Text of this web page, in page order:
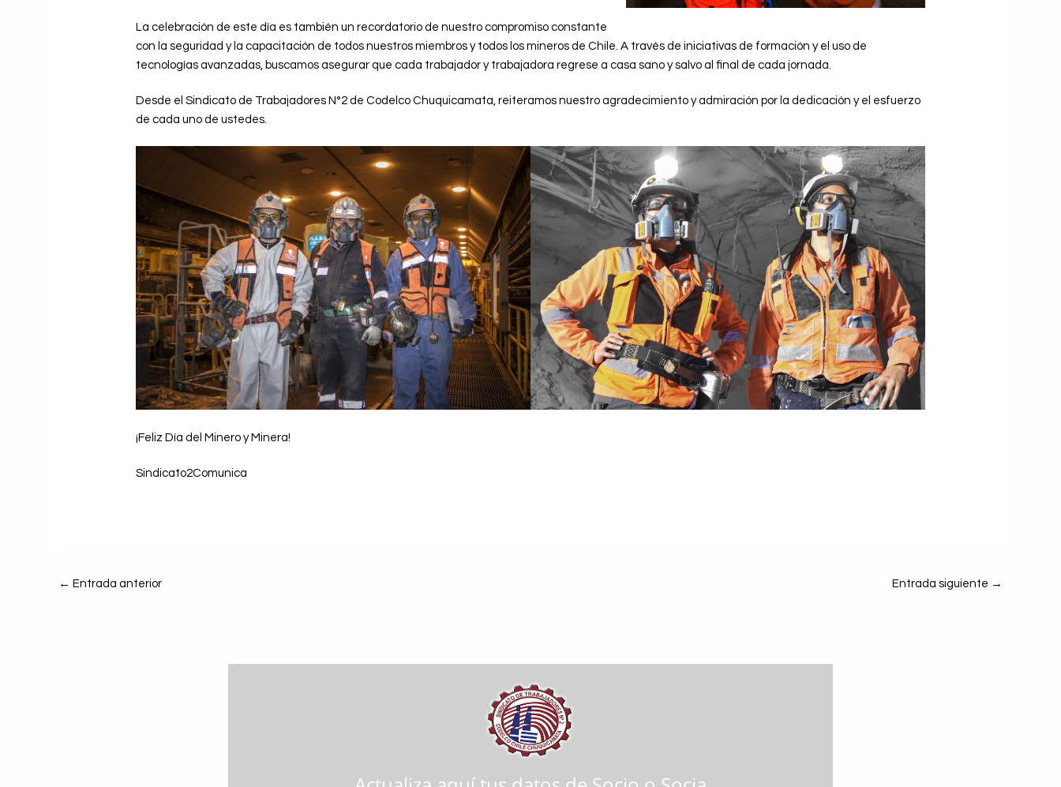
La celebración de este día es también un recordatorio de nuestro compromiso constante
con la seguridad y la capacitación de todos nuestros miembros y todos los mineros de Chile. A través de iniciativas de formación y el uso de
tecnologías avanzadas, buscamos asegurar que cada trabajador y trabajadora regrese a casa sano y salvo al final de cada jornada.
Desde el Sindicato de Trabajadores N°2 de Codelco Chuquicamata, reiteramos nuestro agradecimiento y admiración por la dedicación y el esfuerzo
de cada uno de ustedes.
¡Feliz Día del Minero y Minera!
Sindicato2Comunica
← Entrada anterior Entrada siguiente →